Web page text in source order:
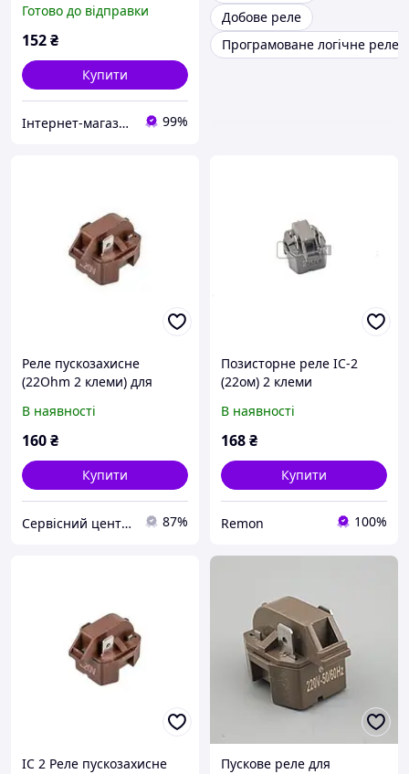
Готово до відправки
152₴
Купити
Інтернет-магазин «Dragon Parts» 99%
Добове реле
Програмоване логічне реле
Реле пускозахисне
(22Ohm 2 клеми) для
В наявності
160₴
Купити
Сервісний центр "МайстерОК" 87%
Позисторне реле IC-2
(22ом) 2 клеми
В наявності
168₴
Купити
Remon 100%
IC 2 Реле пускозахисне
Пускове реле для